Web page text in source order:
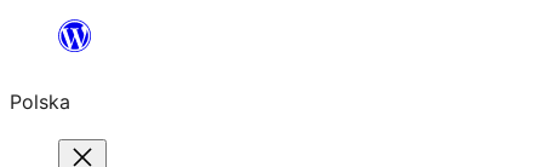
Przejdź
treści
Polska